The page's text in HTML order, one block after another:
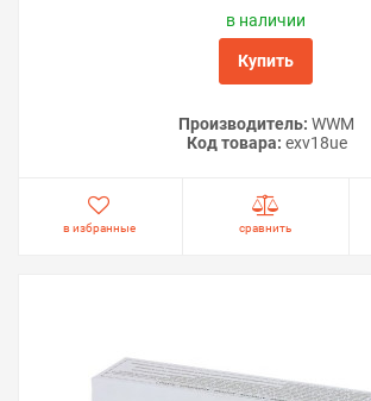
в наличии
Купить
Производитель: WWM
Код товара: exv18ue
в избранные сравнить